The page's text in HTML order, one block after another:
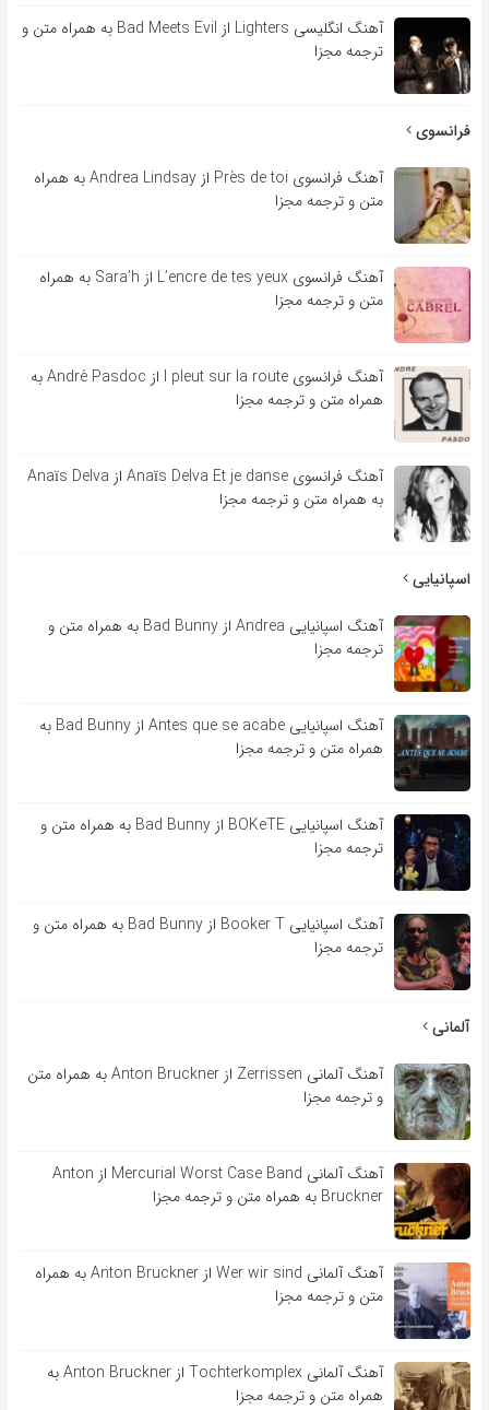
آهنگ انگلیسی Lighters از Bad Meets Evil به همراه متن و
ترجمه مجزا
فرانسوی
آهنگ فرانسوی Près de toi از Andrea Lindsay به همراه
متن و ترجمه مجزا
آهنگ فرانسوی L’encre de tes yeux از Sara’h به همراه
متن و ترجمه مجزا
آهنگ فرانسوی l pleut sur la route از André Pasdoc به
همراه متن و ترجمه مجزا
آهنگ فرانسوی Anaïs Delva Et je danse از Anaïs Delva
به همراه متن و ترجمه مجزا
اسپانیایی
آهنگ اسپانیایی Andrea از Bad Bunny به همراه متن و
ترجمه مجزا
آهنگ اسپانیایی Antes que se acabe از Bad Bunny به
همراه متن و ترجمه مجزا
آهنگ اسپانیایی BOKeTE از Bad Bunny به همراه متن و
ترجمه مجزا
آهنگ اسپانیایی Booker T از Bad Bunny به همراه متن و
ترجمه مجزا
آلمانی
آهنگ آلمانی Zerrissen از Anton Bruckner به همراه متن
و ترجمه مجزا
آهنگ آلمانی Mercurial Worst Case Band از Anton
Bruckner به همراه متن و ترجمه مجزا
آهنگ آلمانی Wer wir sind از Anton Bruckner به همراه
متن و ترجمه مجزا
آهنگ آلمانی Tochterkomplex از Anton Bruckner به
همراه متن و ترجمه مجزا